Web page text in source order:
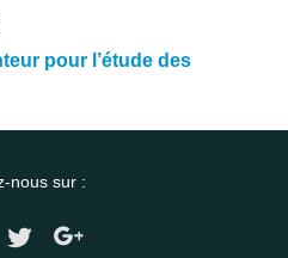
pour l’étude des
nous sur :